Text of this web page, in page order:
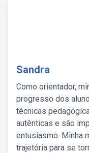
Sandra
Como orientador,
progresso dos
técnicas
autênticas e são
entusiasmo. Minha
trajetória para se